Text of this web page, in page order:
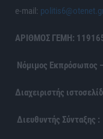
e-mail:
ΑΡΙΘΜΟΣ ΓΕΜΗ:
Νόμιμος Εκπρόσωπος
Διαχειριστής
Διευθυντής Σύνταξης :